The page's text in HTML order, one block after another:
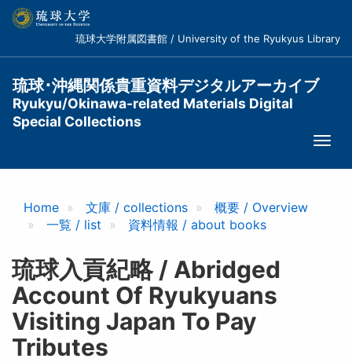
コ
琉球大学附属図書館 / University of the Ryukyus Library
琉球･沖縄関係貴重資料デジタルアーカイブ
Ryukyu/Okinawa-related Materials Digital
Special Collections
Home 文庫 / collections
概要 / Overview
一覧 / list
資料情報 / about books
琉球入貢紀略 / Abridged
Account Of Ryukyuans
Visiting Japan To Pay
Tributes